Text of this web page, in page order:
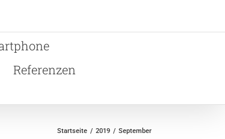
Referenzen
Startseite 2019 September